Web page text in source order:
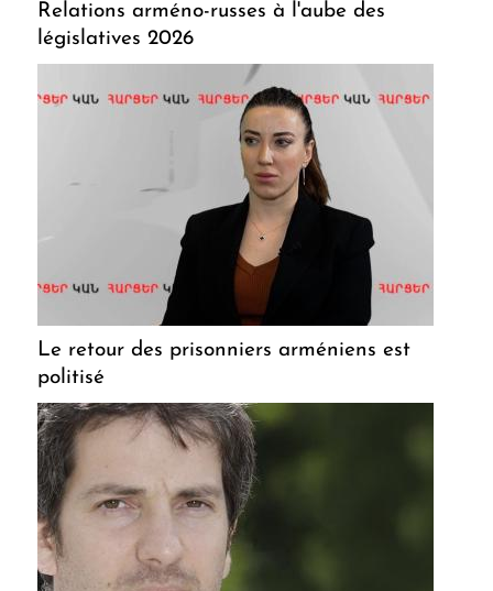
Relations arméno-russes à l'aube des
législatives 2026
Le retour des prisonniers arméniens est
politisé